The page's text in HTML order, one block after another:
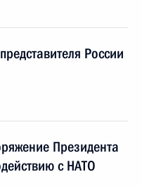
России
Президента
с НАТО